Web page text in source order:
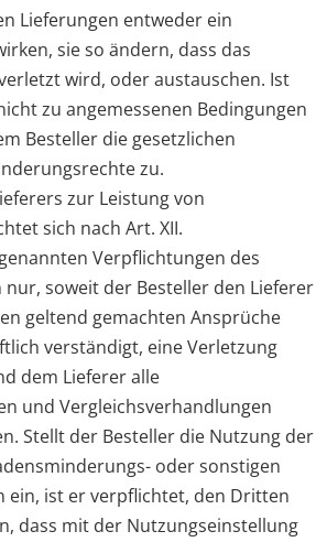
Lieferungen entweder ein
sie so ändern, dass das
wird, oder austauschen. Ist
zu angemessenen Bedingungen
Besteller die gesetzlichen
zu.
zur Leistung von
sich nach Art. XII.
Verpflichtungen des
nur, soweit der Besteller den Lieferer
geltend gemachten Ansprüche
verständigt, eine Verletzung
dem Lieferer alle
und Vergleichsverhandlungen
Stellt der Besteller die Nutzung der
oder sonstigen
ein, ist er verpflichtet, den Dritten
dass mit der Nutzungseinstellung